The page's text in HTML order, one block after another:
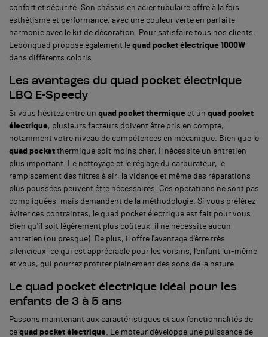
confort et sécurité. Son châssis en acier tubulaire offre à la fois
esthétisme et performance, avec une couleur verte en parfaite
harmonie avec le kit de décoration. Pour satisfaire tous nos clients,
Lebonquad propose également le quad pocket électrique 1000W
dans différents coloris.
Les avantages du quad pocket électrique
LBQ E-Speedy
Si vous hésitez entre un quad pocket thermique et un quad pocket
électrique, plusieurs facteurs doivent être pris en compte,
notamment votre niveau de compétences en mécanique. Bien que le
quad pocket thermique soit moins cher, il nécessite un entretien
plus important. Le nettoyage et le réglage du carburateur, le
remplacement des filtres à air, la vidange et même des réparations
plus poussées peuvent être nécessaires. Ces opérations ne sont pas
compliquées, mais demandent de la méthodologie. Si vous préférez
éviter ces contraintes, le quad pocket électrique est fait pour vous.
Bien qu'il soit légèrement plus coûteux, il ne nécessite aucun
entretien (ou presque). De plus, il offre l'avantage d'être très
silencieux, ce qui est appréciable pour les voisins, l'enfant lui-même
et vous, qui pourrez profiter pleinement des sons de la nature.
Le quad pocket électrique idéal pour les
enfants de 3 à 5 ans
Passons maintenant aux caractéristiques et aux fonctionnalités de
ce quad pocket électrique . Le moteur développe une puissance de